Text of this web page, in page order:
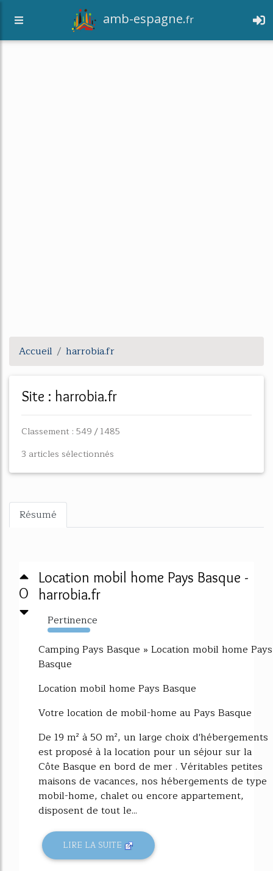
amb-espagne.fr
Accueil harrobia.fr
Site : harrobia.fr
Classement : 549 / 1485
3 articles sélectionnés
Résumé
0
Location mobil home Pays Basque -
harrobia.fr
Pertinence
2648%
Camping Pays Basque » Location mobil home Pays
Basque
Location mobil home Pays Basque
Votre location de mobil-home au Pays Basque
De 19 m² à 50 m², un large choix d'hébergements
est proposé à la location pour un séjour sur la
Côte Basque en bord de mer . Véritables petites
maisons de vacances, nos hébergements de type
mobil-home, chalet ou encore appartement,
disposent de tout le...
LIRE LA SUITE